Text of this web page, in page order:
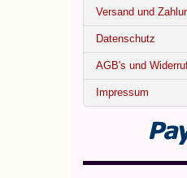
Versand und
Datenschutz
AGB's und
Impressum